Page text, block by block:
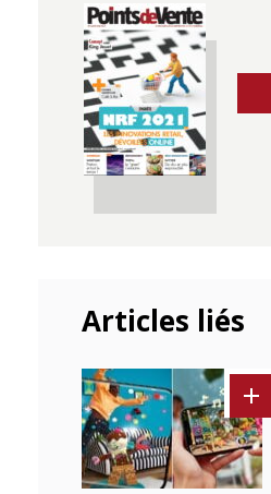
Articles liés